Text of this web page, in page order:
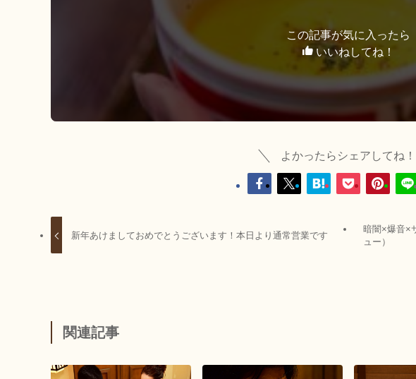
この記事が気に入ったら
いいねしてね！
よかったらシェアしてね！
新年あけましておめでとうございます！本日より通常営業です
暗闇×爆音×
ュー）
関連記事